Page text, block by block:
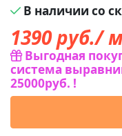
В наличии со
1390руб./
Выгодная
система
25000руб. !